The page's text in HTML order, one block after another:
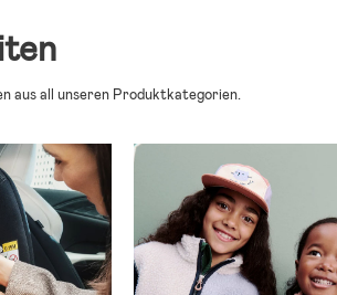
aus all unseren Produktkategorien.